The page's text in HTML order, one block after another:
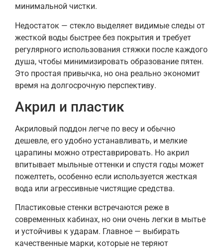
минимальной чистки.
Недостаток — стекло выделяет видимые следы от
жесткой воды быстрее без покрытия и требует
регулярного использования стяжки после каждого
душа, чтобы минимизировать образование пятен.
Это простая привычка, но она реально экономит
время на долгосрочную перспективу.
Акрил и пластик
Акриловый поддон легче по весу и обычно
дешевле, его удобно устанавливать, и мелкие
царапины можно отреставрировать. Но акрил
впитывает мыльные оттенки и спустя годы может
пожелтеть, особенно если используется жесткая
вода или агрессивные чистящие средства.
Пластиковые стенки встречаются реже в
современных кабинах, но они очень легки в мытье
и устойчивы к ударам. Главное — выбирать
качественные марки, которые не теряют